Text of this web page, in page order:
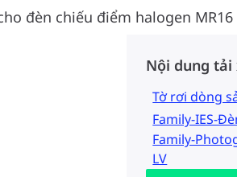
đèn chiếu điểm halogen MR16
Nội dung tải
Tờ rơi dòng
Family-IES-
Family-
LV